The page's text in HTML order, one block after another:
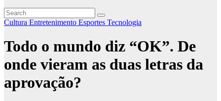
Cultura Entretenimento Esportes Tecnologia
Todo o mundo diz “OK”. De
onde vieram as duas letras da
aprovação?